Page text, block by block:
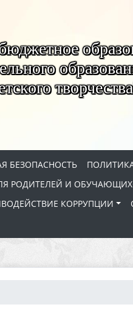
БЕЗОПАСНОСТЬ
РОДИТЕЛЕЙ И
КОРРУПЦИИ